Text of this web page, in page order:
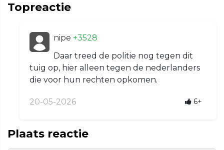
Topreactie
nipe +3528
Daar treed de politie nog tegen dit
tuig op, hier alleen tegen de nederlanders
die voor hun rechten opkomen.
20-05-2026 6+
Plaats reactie